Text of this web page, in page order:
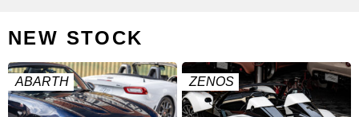
NEW STOCK
ABARTH ZENOS